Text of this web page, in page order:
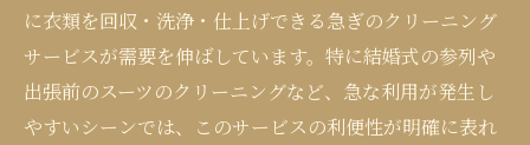
に衣類を回収・洗浄・仕上げできる急ぎのクリーニング
サービスが需要を伸ばしています。特に結婚式の参列や
出張前のスーツのクリーニングなど、急な利用が発生し
やすいシーンでは、このサービスの利便性が明確に表れ